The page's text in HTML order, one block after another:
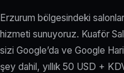
Erzurum bölgesindeki
hizmeti sunuyoruz. Kuaför
sizi Google’da ve Google
şey dahil, yıllık 50 USD +